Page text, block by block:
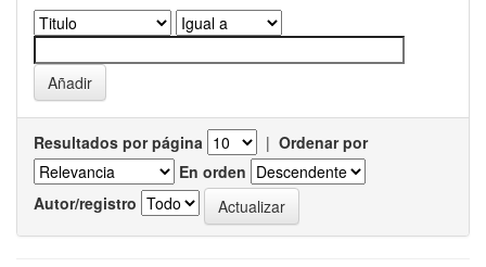
Resultados por página | Ordenar por
En orden
Autor/registro